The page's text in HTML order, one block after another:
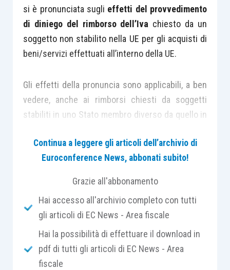
si è pronunciata sugli effetti del provvedimento
di diniego del rimborso dell’Iva chiesto da un
soggetto non stabilito nella UE per gli acquisti di
beni/servizi effettuati all’interno della UE.
Gli effetti della pronuncia sono applicabili, a ben
vedere, anche ai rimborsi chiesti da soggetti
stabiliti in uno Stato membro diverso da quello in
Dal 2010, a seguito del recepimento della
, i rimborsi ai soggetti passivi
e38- bis2 D.P.R. 633/1972. Di conseguenza, con il
passaggio alle nuove regole, l’articolo 38-
dello stessoD.P.R. 633/1972 ha assunto
carattere residuale, riferendosi ai solirimborsi
chiesti dai soggetti passivi extracomunitari
Continua a leggere gli articoli dell’archivio di
Euroconference News, abbonati subito!
Grazie all'abbonamento
Hai accesso all'archivio completo con tutti
gli articoli di EC News - Area fiscale
Hai la possibilità di effettuare il download in
pdf di tutti gli articoli di EC News - Area
fiscale